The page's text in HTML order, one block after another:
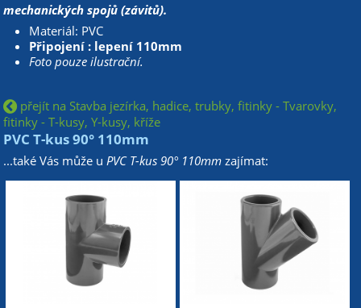
mechanických spojů (závitů).
Materiál: PVC
Připojení : lepení 110mm
Foto pouze ilustrační.
přejít na Stavba jezírka, hadice, trubky, fitinky - Tvarovky,
fitinky - T-kusy, Y-kusy, kříže
PVC T-kus 90° 110mm
...také Vás může u PVC T-kus 90° 110mm zajímat: